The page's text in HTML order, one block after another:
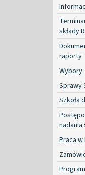
składy
raporty
Wybory
Sprawy
Szkoła
Praca